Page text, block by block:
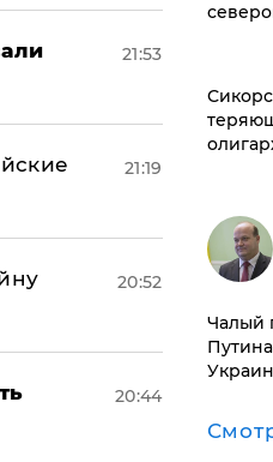
21:53
21:19
20:52
20:44
Чалый